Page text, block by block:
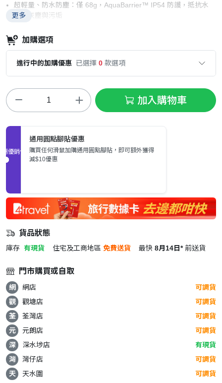
超輕量、防水防塵：僅 68g，AquaBarrier™ IP54 防護，抵抗水
濺、灰塵與污垢
Bluetooth 5.0，輕鬆跨裝置連線
更多
加購選項
進行中的加購優惠 已選擇 0 款選項
加入購物車
促銷優惠
通用圓點腳貼優惠
購買任何滑鼠加購通用圓點腳貼，即可額外獲得
減$10優惠
貨品狀態
庫存 有現貨 住宅及工商地區 免費送貨 最快 8月14日* 前送貨
門市購買或自取
網 網店
可調貨
觀
觀塘店
可調貨
荃
荃灣店
可調貨
元
元朗店
可調貨
深
深水埗店
有現貨
灣
灣仔店
可調貨
天
天水圍 可調貨